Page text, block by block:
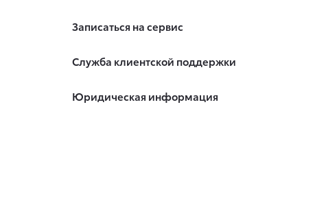
Записаться на сервис
Служба клиентской поддержки
Юридическая информация